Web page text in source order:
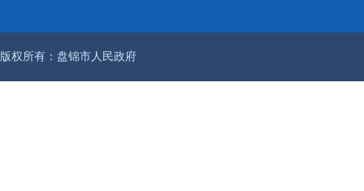
版权所有：盘锦市人民政府